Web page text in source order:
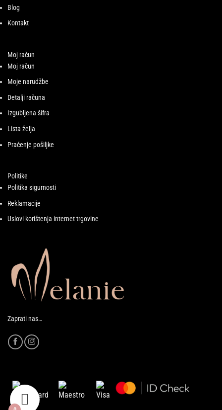
Blog
Kontakt
Moj račun
Moj račun
Moje narudžbe
Detalji računa
Izgubljena šifra
Lista želja
Praćenje pošiljke
Politike
Politika sigurnosti
Reklamacije
Uslovi korištenja internet trgovine
Zaprati nas…